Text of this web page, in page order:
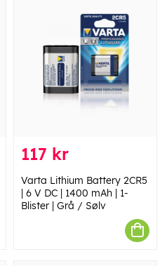
117 kr
Varta Lithium Battery 2CR5
| 6 V DC | 1400 mAh | 1-
Blister | Grå / Sølv